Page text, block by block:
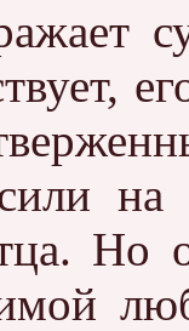
на
Но